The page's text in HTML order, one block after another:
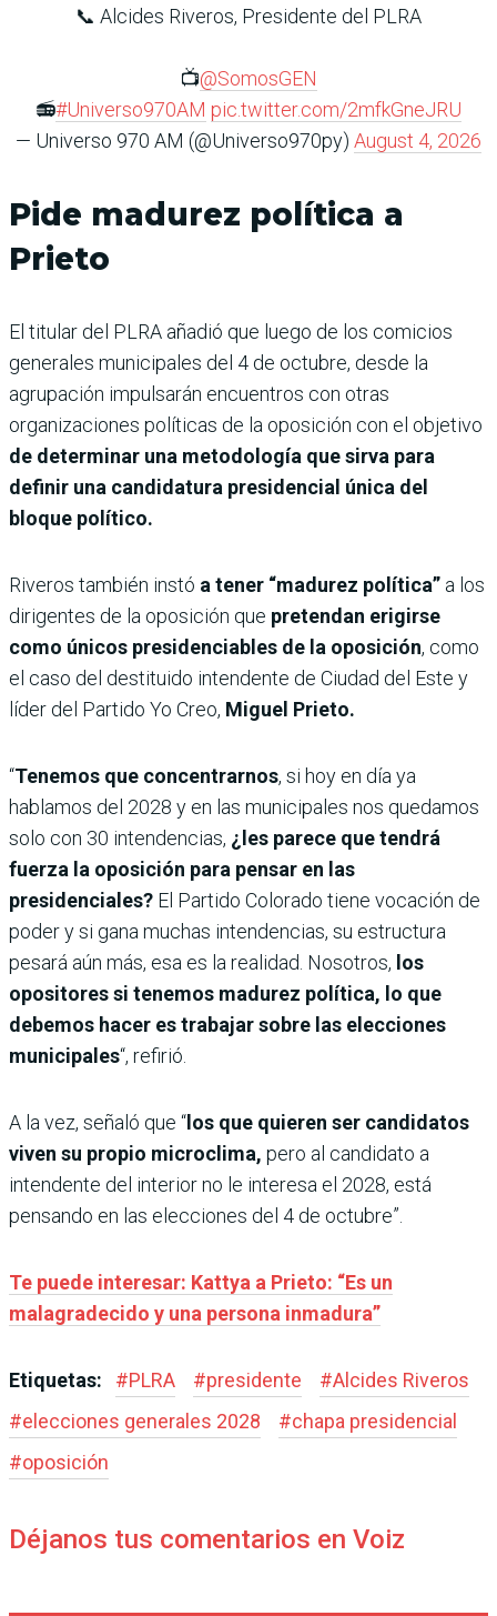
📞 Alcides Riveros, Presidente del PLRA
📺@SomosGEN
📻#Universo970AM pic.twitter.com/2mfkGneJRU
— Universo 970 AM (@Universo970py) August 4, 2026
Pide madurez política a
Prieto
El titular del PLRA añadió que luego de los comicios
generales municipales del 4 de octubre, desde la
agrupación impulsarán encuentros con otras
organizaciones políticas de la oposición con el objetivo
de determinar una metodología que sirva para
definir una candidatura presidencial única del
bloque político.
Riveros también instó a tener “madurez política” a los
dirigentes de la oposición que pretendan erigirse
como únicos presidenciables de la oposición, como
el caso del destituido intendente de Ciudad del Este y
líder del Partido Yo Creo, Miguel Prieto.
“Tenemos que concentrarnos, si hoy en día ya
hablamos del 2028 y en las municipales nos quedamos
solo con 30 intendencias, ¿les parece que tendrá
fuerza la oposición para pensar en las
presidenciales? El Partido Colorado tiene vocación de
poder y si gana muchas intendencias, su estructura
pesará aún más, esa es la realidad. Nosotros, los
opositores si tenemos madurez política, lo que
debemos hacer es trabajar sobre las elecciones
municipales“, refirió.
A la vez, señaló que “ los que quieren ser candidatos
viven su propio microclima, pero al candidato a
intendente del interior no le interesa el 2028, está
pensando en las elecciones del 4 de octubre”.
Te puede interesar: Kattya a Prieto: “Es un
malagradecido y una persona inmadura”
Etiquetas: #PLRA #presidente #Alcides Riveros
#elecciones generales 2028 #chapa presidencial
#oposición
Déjanos tus comentarios en Voiz